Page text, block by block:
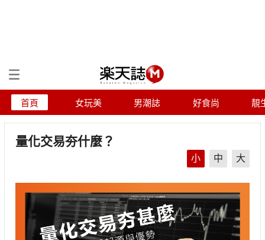
首頁 女玩美 男潮誌 好食尚 靚
量化交易夯什麼？
小 中 大